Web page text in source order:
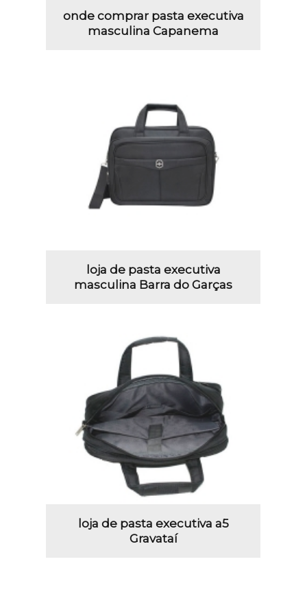
onde comprar pasta executiva
masculina Capanema
loja de pasta executiva
masculina Barra do Garças
loja de pasta executiva a5
Gravataí